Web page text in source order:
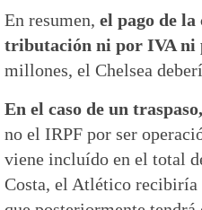
En resumen, el pago de
tributación ni por IVA ni
millones, el Chelsea
En el caso de un
no el IRPF por ser
viene incluído en el total
Costa, el Atlético recibiría